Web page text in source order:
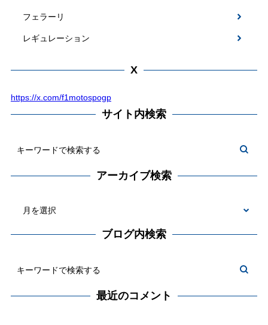
フェラーリ
レギュレーション
X
https://x.com/f1motospogp
サイト内検索
アーカイブ検索
ブログ内検索
最近のコメント